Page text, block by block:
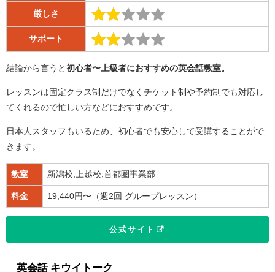
厳しさ
サポート
結論から言うと 初心者〜上級者におすすめの英会話教室。
レッスンは固定クラス制だけでなくチケット制や予約制でも対応し
てくれるので忙しい方などにおすすめです。
日本人スタッフもいるため、初心者でも安心して受講することがで
きます。
教室 新潟校,上越校,首都圏事業部
料金 19,440円〜（週2回 グループレッスン）
公式サイト
英会話 キウイトーク